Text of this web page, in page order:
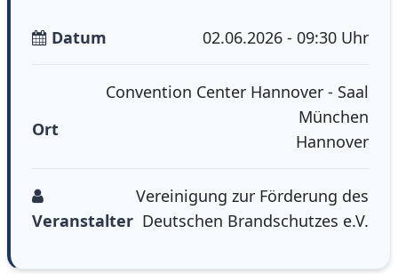
Datum 02.06.2026 - 09:30 Uhr
Ort
Convention Center Hannover - Saal
München
Hannover
Veranstalter
Vereinigung zur Förderung des
Deutschen Brandschutzes e.V.